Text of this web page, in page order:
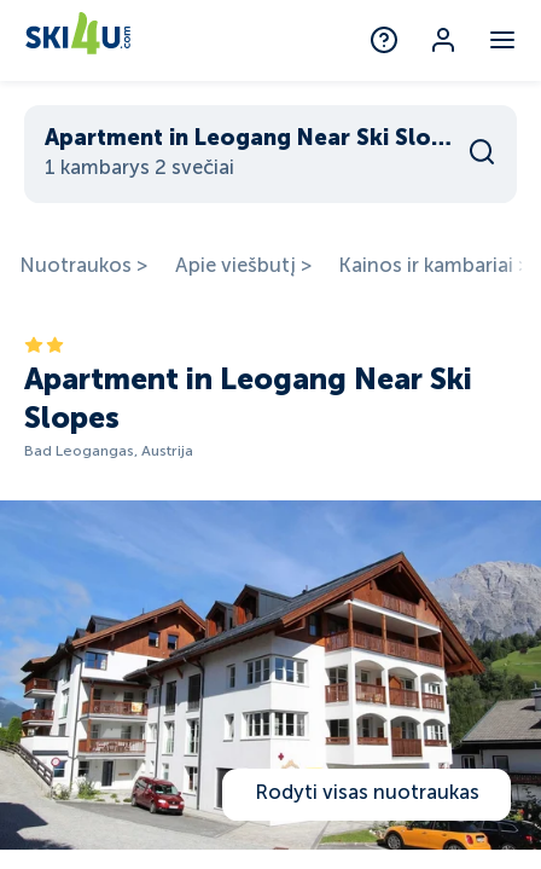
Apartment in Leogang Near Ski Slopes
1 kambarys 2 svečiai
Nuotraukos > Apie viešbutį > Kainos ir kambariai >
Apartment in Leogang Near Ski
Slopes
Bad Leogangas, Austrija
Rodyti visas nuotraukas